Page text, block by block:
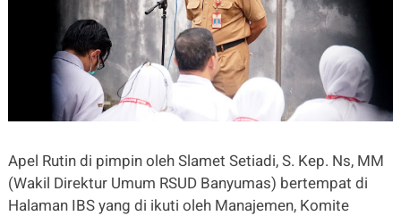
Apel Rutin di pimpin oleh Slamet Setiadi, S. Kep. Ns, MM
(Wakil Direktur Umum RSUD Banyumas) bertempat di
Halaman IBS yang di ikuti oleh Manajemen, Komite